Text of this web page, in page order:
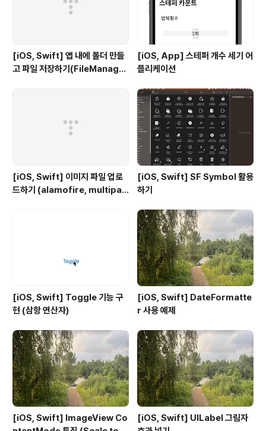
색상: 다채로운 색상 팔레..
[iOS, Swift] 앱 내에 폴더 만들
고 파일 저장하기(FileManage
[iOS, App] 스테퍼 개수 세기 어
플리케이션
[iOS, Swift] 이미지 파일 업로
드하기 (alamofire, multipar
[iOS, Swift] SF Symbol 활용
하기
[iOS, Swift] Toggle 기능 구
현 (삼항 연산자)
[iOS, Swift] DateFormatte
r 사용 예제
[iOS, Swift] ImageView Co
[iOS, Swift] UILabel 그림자